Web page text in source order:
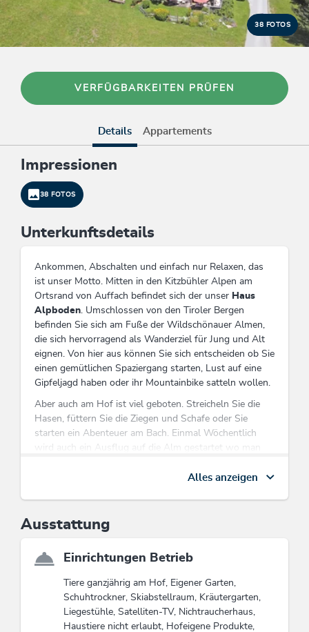
38 FOTOS
VERFÜGBARKEITEN PRÜFEN
Details Appartements
Impressionen
38 FOTOS
Unterkunftsdetails
Ankommen, Abschalten und einfach nur Relaxen, das
ist unser Motto. Mitten in den Kitzbühler Alpen am
Ortsrand von Auffach befindet sich der unser Haus
Alpboden. Umschlossen von den Tiroler Bergen
befinden Sie sich am Fuße der Wildschönauer Almen,
die sich hervorragend als Wanderziel für Jung und Alt
eignen. Von hier aus können Sie sich entscheiden ob Sie
einen gemütlichen Spaziergang starten, Lust auf eine
Gipfeljagd haben oder ihr Mountainbike satteln wollen.
Aber auch am Hof ist viel geboten. Streicheln Sie die
Hasen, füttern Sie die Ziegen und Schafe oder Sie
starten ein Abenteuer am Bach. Einmal Wöchentlich
wird auch ein Ausflug auf die Alm gestartet wo man
Kühe gemolken werden. Auch eine kleine Verkostung
Wir freuen uns auf Ihren Besuch!
Diese Unterkunft ist Mitglied von
Wildschönau Card
Wanderbus, Freischwimmbad, geführte
Wanderungen etc.
Wildschönau Card
Alles anzeigen
Ausstattung
Einrichtungen Betrieb
Tiere ganzjährig am Hof, Eigener Garten,
Schuhtrockner, Skiabstellraum, Kräutergarten,
Liegestühle, Satelliten-TV, Nichtraucherhaus,
Haustiere nicht erlaubt, Hofeigene Produkte,